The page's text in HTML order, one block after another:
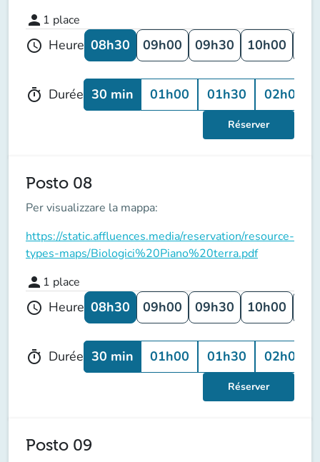
person 1 place
schedule Heure 08h30 09h00 09h30 10h00
timer Durée 30 min 01h00 01h30 02h00
Réserver
Posto 08
Per visualizzare la mappa:
https://static.affluences.media/reservation/resource-
types-maps/Biologici%20Piano%20terra.pdf
person 1 place
schedule Heure 08h30 09h00 09h30 10h00
timer Durée 30 min 01h00 01h30 02h00
Réserver
Posto 09